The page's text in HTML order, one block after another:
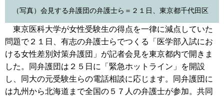
（写真）会見する弁護団の弁護士ら＝２１日、東京都千代田区
東京医科大学が女性受験生の得点を一律に減点していた
問題で２１日、有志の弁護士らでつくる「医学部入試にお
ける女性差別対策弁護団」が記者会見を東京都内で開きま
した。同弁護団は２５日に「緊急ホットライン」を開設
し、同大の元受験生らの電話相談に応じます。同弁護団に
は九州から北海道まで全国の５７人の弁護士が参加。共同